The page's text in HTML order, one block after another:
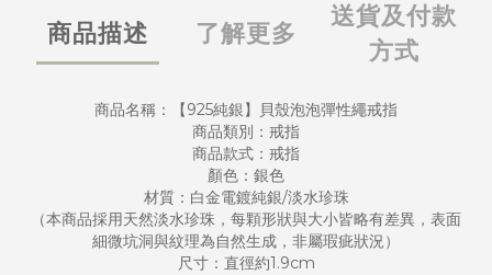
商品描述 了解更多
送貨及付款
方式
商品名稱：【925純銀】貝殼泡泡彈性繩戒指
商品類別：戒指
商品款式：戒指
顏色：銀色
材質：白金電鍍純銀/淡水珍珠
（本商品採用天然淡水珍珠，每顆形狀與大小皆略有差異，表面
細微坑洞與紋理為自然生成，非屬瑕疵狀況）
尺寸：直徑約1.9cm